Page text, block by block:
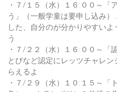
・７/１５（水）１６:００～「
う」（一般学童は要申し込み
した、自分のが分かりやすい
う
・７/２２（水）１６:００～「
とびなど認定にレッツチャレ
らえるよ
・７/２９（水）１０:１５～「